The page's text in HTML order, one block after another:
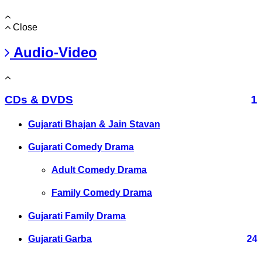
Close
Audio-Video
CDs & DVDS 1
Gujarati Bhajan & Jain Stavan
Gujarati Comedy Drama
Adult Comedy Drama
Family Comedy Drama
Gujarati Family Drama
Gujarati Garba 24